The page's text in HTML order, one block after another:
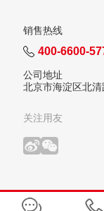
销售热线
400-6600-
公司地址
北京市海淀区北
关注用友
版